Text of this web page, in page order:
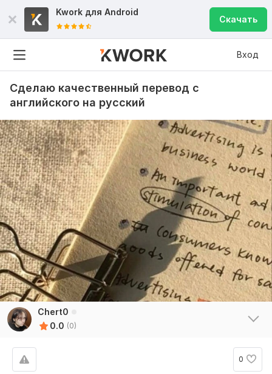
Kwork для Android
Скачать
Вход
Сделаю качественный перевод с
английского на русский
Chert0
0.0 (0)
0